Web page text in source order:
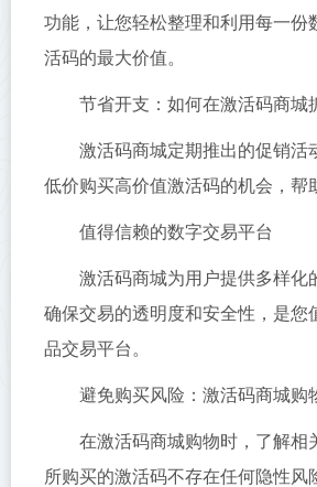
功能，让您轻松整理和利用每一份
活码的最大价值。
节省开支：如何在激活码商城
激活码商城定期推出的促销活
低价购买高价值激活码的机会，帮
值得信赖的数字交易平台
激活码商城为用户提供多样化
确保交易的透明度和安全性，是您
品交易平台。
避免购买风险：激活码商城购
在激活码商城购物时，了解相
所购买的激活码不存在任何隐性风